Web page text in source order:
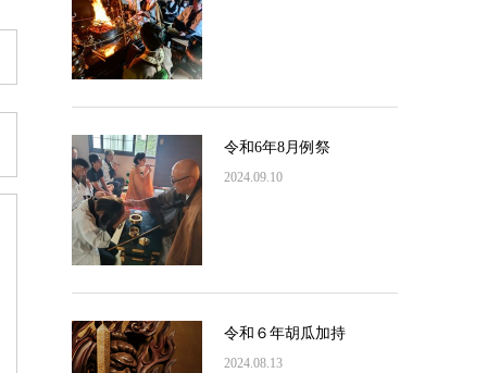
令和6年8月例祭
2024.09.10
令和６年胡瓜加持
2024.08.13